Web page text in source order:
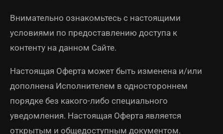
Внимательно ознакомьтесь с настоящими
условиями по предоставлению доступа к
контенту на данном Сайте.
Настоящая Оферта может быть изменена и/или
дополнена Исполнителем в одностороннем
порядке без какого-либо специального
уведомления. Настоящая Оферта является
открытым и общедоступным документом.